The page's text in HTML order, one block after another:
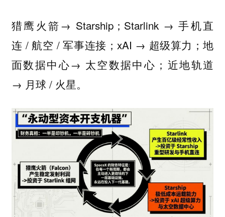
猎鹰火箭→ Starship；Starlink → 手机直
连 / 航空 / 军事连接；xAI → 超级算力；地
面数据中心→ 太空数据中心；近地轨道
→ 月球 / 火星。